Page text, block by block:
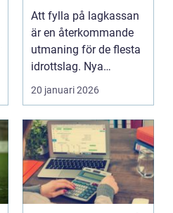
sätt
Att fylla på lagkassan
är en återkommande
utmaning för de flesta
idrottslag. Nya
matchställ, cuper, ...
20 januari 2026